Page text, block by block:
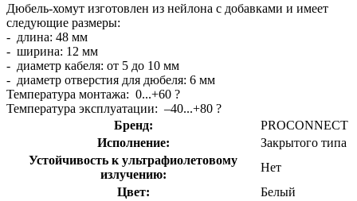
Дюбель-хомут изготовлен из нейлона с добавками и имеет
следующие размеры:
- длина: 48 мм
- ширина: 12 мм
- диаметр кабеля: от 5 до 10 мм
- диаметр отверстия для дюбеля: 6 мм
Температура монтажа: 0...+60 ?
Температура эксплуатации: –40...+80 ?
Бренд:
PROCONNECT
Исполнение:
Закрытого типа
Устойчивость к ультрафиолетовому
излучению:
Нет
Цвет:
Белый